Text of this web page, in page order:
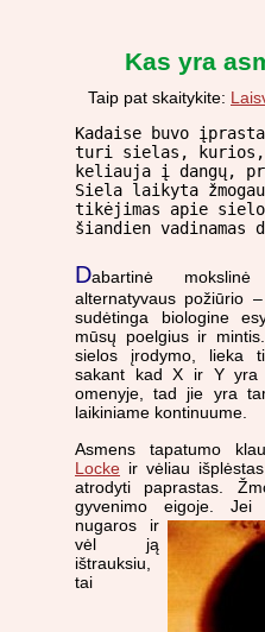
Kas yra
Taip pat skaitykite:
Kadaise buvo
turi sielas, kurios,
keliauja į dangų,
Siela laikyta
tikėjimas apie
šiandien vadinamas
Dabartinė
alternatyvaus požiūrio
sudėtinga biologine
mūsų poelgius ir
sielos įrodymo, lieka
sakant kad X ir Y yra
omenyje, tad jie yra
laikiniame kontinuume.
Asmens tapatumo
Locke ir vėliau išplėstas
atrodyti paprastas.
gyvenimo eigoje. Jei
nugaros ir
vėl ją
ištrauksiu,
tai